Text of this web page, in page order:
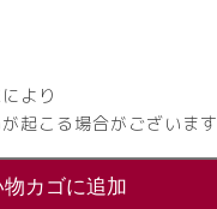
より
起こる場合がございます
物カゴに追加